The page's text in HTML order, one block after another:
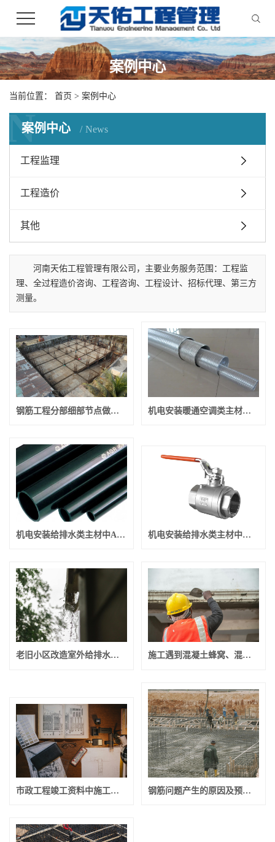
案例中心
当前位置： 首页 > 案例中心
案例中心 News
N
工程监理
工程造价
其他
河南天佑工程管理有限公司，主要业务服务范围：工程监
理、全过程造价咨询、工程咨询、工程设计、招标代理、第三方
测量。
钢筋工程分部细部节点做法总结 机电安装暖通空调类主材中玻璃钢风管、镀锌薄钢板和波纹金属软管管材料进场应如何验收？
机电安装给排水类主材中AGR管、柔性接口铸铁管和给水衬塑复合钢管管材料进场应如何验收？ 机电安装给排水类主材中浮球阀、球阀和闸阀管材料进场应如何验收？
老旧小区改造室外给排水工程施工技术方案之室外雨水工程（二） 施工遇到混凝土蜂窝、混凝土麻面等问题的处理方法
市政工程竣工资料中施工方案、图纸、测量等的整理内容 钢筋问题产生的原因及预控措施（七）